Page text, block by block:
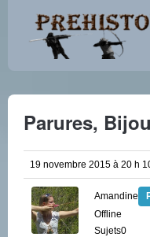
Parures,
19 novembre 2015 à 20 h
Amandine
Offline
Sujets0